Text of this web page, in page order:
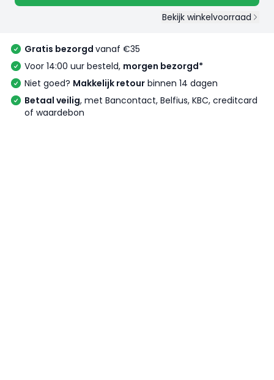
Bekijk winkelvoorraad
Gratis bezorgd vanaf €35
Voor 14:00 uur besteld, morgen bezorgd*
Niet goed? Makkelijk retour binnen 14 dagen
Betaal veilig, met Bancontact, Belfius, KBC, creditcard
of waardebon